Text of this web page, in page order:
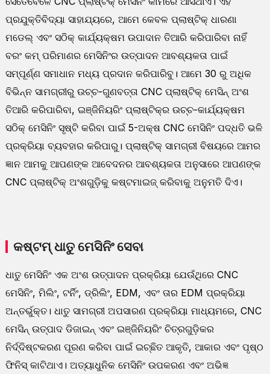
ପ୍ରଯୁକ୍ତିବିଦ୍ୟା ସାହାଯ୍ୟରେ, ଆମେ କେବଳ ପ୍ଲାଷ୍ଟିକ୍ ଧାରଣା
ମଡେଲ୍ ଏବଂ ସଠିକ୍ କାର୍ଯ୍ୟକ୍ଷମ ଉପାଦାନ ତିଆରି କରିପାରିବା ନାହିଁ
ବରଂ କମ୍ ପରିମାଣର ମେସିନିଂର ଉତ୍ପାଦନ ଆବଶ୍ୟକତା ପାଇଁ
ସମ୍ପୂର୍ଣ୍ଣ ସମାଧାନ ମଧ୍ୟ ପ୍ରଦାନ କରିପାରିବୁ। ଆମେ 30 ରୁ ଅଧିକ
ବିଭିନ୍ନ ସାମଗ୍ରୀରୁ ଉଚ୍ଚ-ଗୁଣବତ୍ତା CNC ପ୍ଲାଷ୍ଟିକ୍ ମେସିନ୍ ଅଂଶ
ତିଆରି କରିପାରିବା, ଇଞ୍ଜିନିୟରିଂ ପ୍ଲାଷ୍ଟିକ୍‌ର ଉଚ୍ଚ-କାର୍ଯ୍ୟକ୍ଷମ
ସଠିକ୍ ମେସିନିଂ ସୃଷ୍ଟି କରିବା ପାଇଁ 5-ଅକ୍ଷ CNC ମେସିନିଂ ପଦ୍ଧତି ଭଳି
ପ୍ରକ୍ରିୟା ବ୍ୟବହାର କରିପାରୁ। ପ୍ଲାଷ୍ଟିକ୍ ସାମଗ୍ରୀ ବିଷୟରେ ଆମର
ଜ୍ଞାନ ଆମକୁ ଆପଣଙ୍କ ଆବେଦନର ଆବଶ୍ୟକତା ଅନୁସାରେ ଆପଣଙ୍କ
CNC ପ୍ଲାଷ୍ଟିକ୍ ଅଂଶଗୁଡ଼ିକୁ କଷ୍ଟମାଇଜ୍ କରିବାକୁ ଅନୁମତି ଦିଏ।
କଷ୍ଟମ୍ ଧାତୁ ମେସିନିଂ ସେବା
ଧାତୁ ମେସିନିଂ ଏକ ଅଂଶ ଉତ୍ପାଦନ ପ୍ରକ୍ରିୟା ଯେଉଁଥିରେ CNC
ମେସିନିଂ, ମିଲିଂ, ଟର୍ନିଂ, ଡ୍ରିଲିଂ, EDM, ଏବଂ ତାର EDM ପ୍ରକ୍ରିୟା
ଅନ୍ତର୍ଭୁକ୍ତ। ଧାତୁ ସାମଗ୍ରୀ ଅପସାରଣ ପ୍ରକ୍ରିୟା ମାଧ୍ୟମରେ, CNC
ମେସିନ୍ ଉତ୍ପାଦ ଡିଜାଇନ୍ ଏବଂ ଇଞ୍ଜିନିୟରିଂ ଚିତ୍ରଗୁଡ଼ିକର
ନିର୍ଦ୍ଦିଷ୍ଟକରଣ ପୂରଣ କରିବା ପାଇଁ ଇଚ୍ଛିତ ଆକୃତି, ଆକାର ଏବଂ ପୃଷ୍ଠ
ଫିନିସ୍ କାଟିଥାଏ। ଅତ୍ୟାଧୁନିକ ମେସିନିଂ ଉପକରଣ ଏବଂ ଅଭିଜ୍ଞ